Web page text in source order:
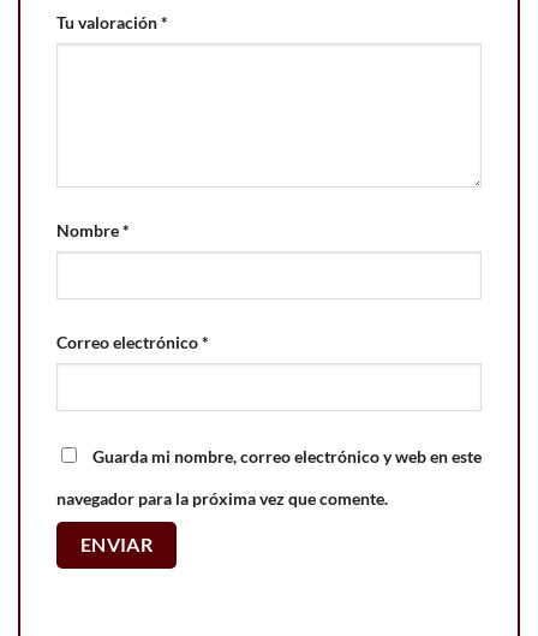
Tu valoración*
Nombre*
Correo electrónico*
Guarda mi nombre, correo electrónico y web en este
navegador para la próxima vez que comente.